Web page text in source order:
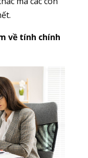
về tính chính